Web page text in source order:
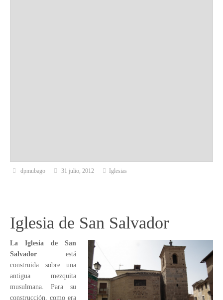
dpmubago 31 julio, 2012 Iglesias
Iglesia de San Salvador
La Iglesia de San
Salvador está
construida sobre una
antigua mezquita
musulmana. Para su
construcción, como era